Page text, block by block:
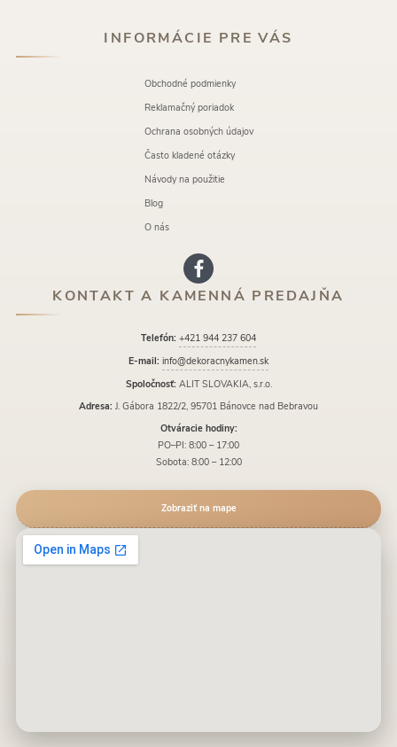
INFORMÁCIE PRE VÁS
Obchodné podmienky
Reklamačný poriadok
Ochrana osobných údajov
Často kladené otázky
Návody na použitie
Blog
O nás
KONTAKT A KAMENNÁ PREDAJŇA
Telefón: +421 944 237 604
E-mail: info@dekoracnykamen.sk
Spoločnosť: ALIT SLOVAKIA, s.r.o.
Adresa: J. Gábora 1822/2, 95701 Bánovce nad Bebravou
Otváracie hodiny:
PO–PI: 8:00 – 17:00
Sobota: 8:00 – 12:00
Zobraziť na mape